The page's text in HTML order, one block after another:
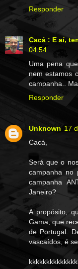
Responder
Cacá : E aí,
04:54
Uma pena
nem estamos
campanha..
Responder
Unknown 17
Cacá,
Será que o
campanha no
campanha
Janeiro?
A propósito,
Gama, que
de Portugal.
vascaídos, é